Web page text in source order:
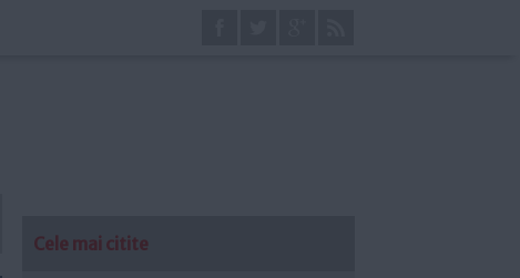
Cele mai citite